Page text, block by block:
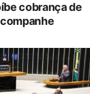
cobrança de